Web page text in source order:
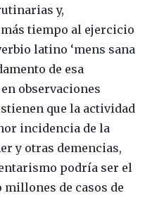
y,
tiempo al ejercicio
latino ‘mens sana
de esa
observaciones
que la actividad
incidencia de la
y otras demencias,
podría ser el
millones de casos de